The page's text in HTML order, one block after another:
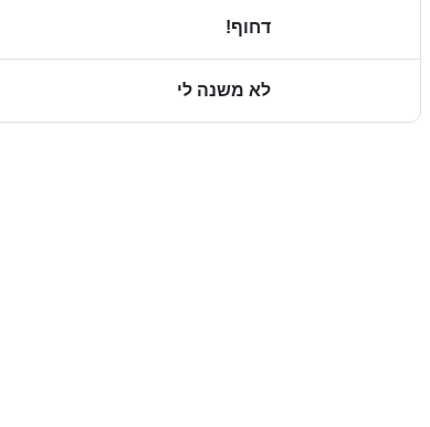
דחוף!
לא משנה לי